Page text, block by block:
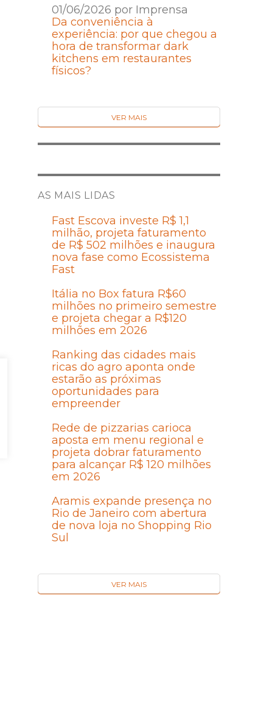
01/06/2026 por Imprensa
Da conveniência à
experiência: por que chegou a
hora de transformar dark
kitchens em restaurantes
físicos?
VER MAIS
AS MAIS LIDAS
Fast Escova investe R$ 1,1
milhão, projeta faturamento
de R$ 502 milhões e inaugura
nova fase como Ecossistema
Fast
Itália no Box fatura R$60
milhões no primeiro semestre
e projeta chegar a R$120
milhões em 2026
Ranking das cidades mais
ricas do agro aponta onde
estarão as próximas
oportunidades para
empreender
Rede de pizzarias carioca
aposta em menu regional e
projeta dobrar faturamento
para alcançar R$ 120 milhões
em 2026
Aramis expande presença no
Rio de Janeiro com abertura
de nova loja no Shopping Rio
Sul
VER MAIS